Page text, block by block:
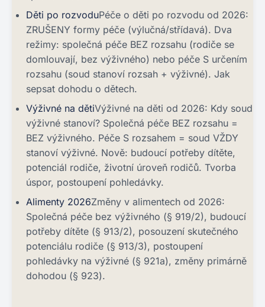
Děti po rozvoduPéče o děti po rozvodu od 2026:
ZRUŠENY formy péče (výlučná/střídavá). Dva
režimy: společná péče BEZ rozsahu (rodiče se
domlouvají, bez výživného) nebo péče S určením
rozsahu (soud stanoví rozsah + výživné). Jak
sepsat dohodu o dětech.
Výživné na dětiVýživné na děti od 2026: Kdy soud
výživné stanoví? Společná péče BEZ rozsahu =
BEZ výživného. Péče S rozsahem = soud VŽDY
stanoví výživné. Nově: budoucí potřeby dítěte,
potenciál rodiče, životní úroveň rodičů. Tvorba
úspor, postoupení pohledávky.
Alimenty 2026Změny v alimentech od 2026:
Společná péče bez výživného (§ 919/2), budoucí
potřeby dítěte (§ 913/2), posouzení skutečného
potenciálu rodiče (§ 913/3), postoupení
pohledávky na výživné (§ 921a), změny primárně
dohodou (§ 923).